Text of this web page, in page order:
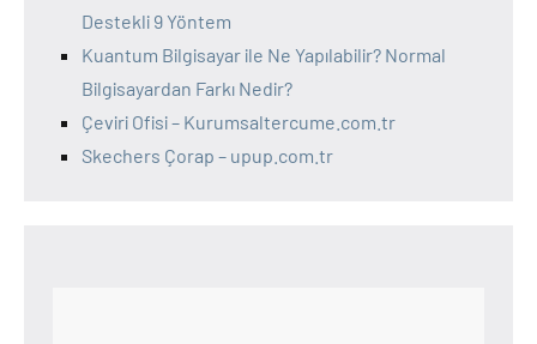
Destekli 9 Yöntem
Kuantum Bilgisayar ile Ne Yapılabilir? Normal
Bilgisayardan Farkı Nedir?
Çeviri Ofisi – Kurumsaltercume.com.tr
Skechers Çorap – upup.com.tr